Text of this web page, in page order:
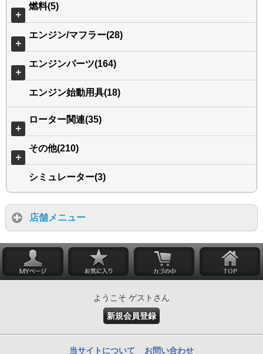
＋
燃料(5)
＋
エンジン/マフラー(28)
＋
エンジンパーツ(164)
エンジン始動用具(18)
＋
ローター関連(35)
＋
その他(210)
シミュレーター(3)
店舗メニュー
ようこそ ゲストさん
新規会員登録
当サイトについて お問い合わせ